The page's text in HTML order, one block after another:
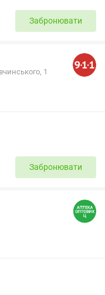
Забронювати
1
Забронювати